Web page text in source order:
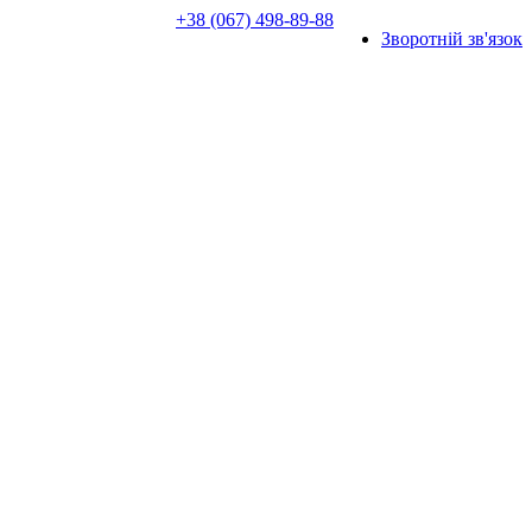
+38 (067) 498-89-88
Зворотній зв'язок